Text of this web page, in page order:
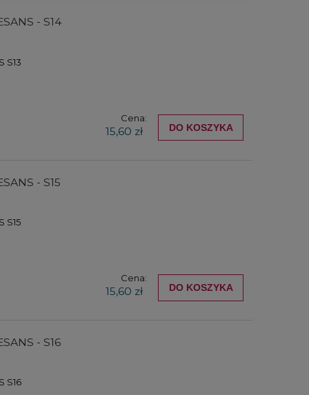
- S14
S13
Cena:
15,60 zł DO KOSZYKA
- S15
S15
Cena:
15,60 zł DO KOSZYKA
- S16
S16